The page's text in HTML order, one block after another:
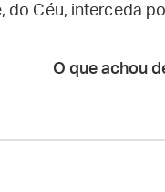
do Céu, interceda
O que achou